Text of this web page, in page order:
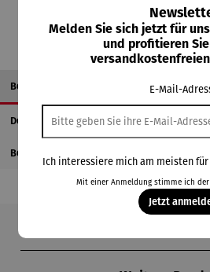
Beschreibung
Details
Bewertungen
Produktgalerie überspringen
Melden Sie sich jetzt für
und profitieren
E-Mail-
Ich interessiere mich am meisten für
Mit einer Anmeldung stimme ich der
Jetzt